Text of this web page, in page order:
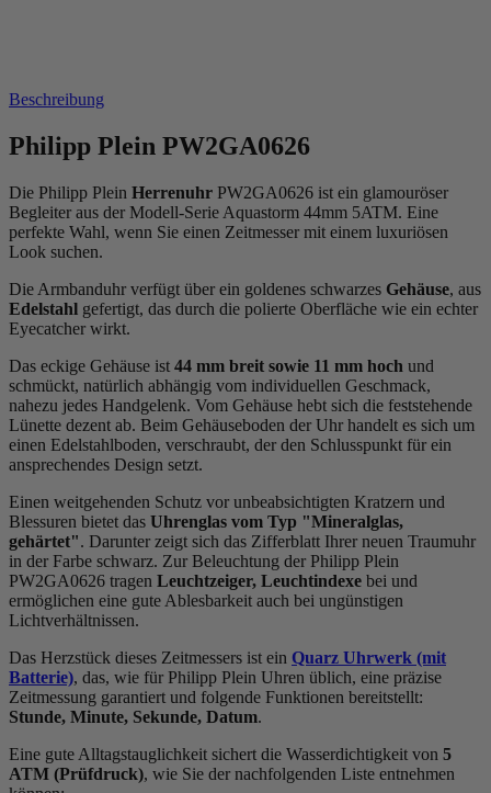
Beschreibung
Philipp Plein PW2GA0626
Die Philipp Plein Herrenuhr PW2GA0626 ist ein glamouröser
Begleiter aus der Modell-Serie Aquastorm 44mm 5ATM. Eine
perfekte Wahl, wenn Sie einen Zeitmesser mit einem luxuriösen
Look suchen.
Die Armbanduhr verfügt über ein goldenes schwarzes Gehäuse, aus
Edelstahl gefertigt, das durch die polierte Oberfläche wie ein echter
Eyecatcher wirkt.
Das eckige Gehäuse ist 44 mm breit sowie 11 mm hoch und
schmückt, natürlich abhängig vom individuellen Geschmack,
nahezu jedes Handgelenk. Vom Gehäuse hebt sich die feststehende
Lünette dezent ab. Beim Gehäuseboden der Uhr handelt es sich um
einen Edelstahlboden, verschraubt, der den Schlusspunkt für ein
ansprechendes Design setzt.
Einen weitgehenden Schutz vor unbeabsichtigten Kratzern und
Blessuren bietet das Uhrenglas vom Typ "Mineralglas,
gehärtet". Darunter zeigt sich das Zifferblatt Ihrer neuen Traumuhr
in der Farbe schwarz. Zur Beleuchtung der Philipp Plein
PW2GA0626 tragen Leuchtzeiger, Leuchtindexe bei und
ermöglichen eine gute Ablesbarkeit auch bei ungünstigen
Lichtverhältnissen.
Das Herzstück dieses Zeitmessers ist ein Quarz Uhrwerk (mit
Batterie), das, wie für Philipp Plein Uhren üblich, eine präzise
Zeitmessung garantiert und folgende Funktionen bereitstellt:
Stunde, Minute, Sekunde, Datum.
Eine gute Alltagstauglichkeit sichert die Wasserdichtigkeit von 5
ATM (Prüfdruck), wie Sie der nachfolgenden Liste entnehmen